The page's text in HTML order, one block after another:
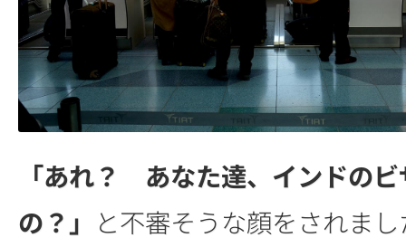
「あれ？ あなた達、インドの
の？」 と不審そうな顔をされま